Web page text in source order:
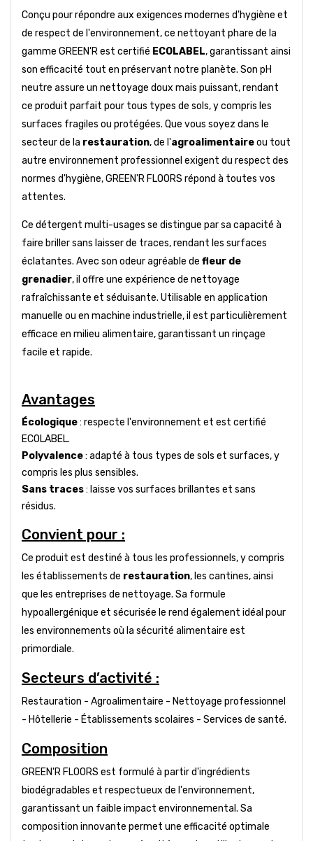
Conçu pour répondre aux exigences modernes d'hygiène et
de respect de l'environnement, ce nettoyant phare de la
gamme GREEN'R est certifié ECOLABEL, garantissant ainsi
son efficacité tout en préservant notre planète. Son pH
neutre assure un nettoyage doux mais puissant, rendant
ce produit parfait pour tous types de sols, y compris les
surfaces fragiles ou protégées. Que vous soyez dans le
secteur de la restauration, de l'agroalimentaireou tout
autre environnement professionnel exigent du respect des
normes d'hygiène, GREEN'R FLOORS répond à toutes vos
attentes.
Ce détergent multi-usages se distingue par sa capacité à
faire briller sans laisser de traces, rendant les surfaces
éclatantes. Avec son odeur agréable de fleur de
grenadier, il offre une expérience de nettoyage
rafraîchissante et séduisante. Utilisable en application
manuelle ou en machine industrielle, il est particulièrement
efficace en milieu alimentaire, garantissant un rinçage
facile et rapide.
Avantages
Écologique: respecte l'environnement et est certifié
ECOLABEL.
Polyvalence: adapté à tous types de sols et surfaces, y
compris les plus sensibles.
Sans traces: laisse vos surfaces brillantes et sans
résidus.
Convient pour :
Ce produit est destiné à tous les professionnels, y compris
les établissements de restauration, les cantines, ainsi
que les entreprises de nettoyage. Sa formule
hypoallergénique et sécurisée le rend également idéal pour
les environnements où la sécurité alimentaire est
primordiale.
Secteurs d’activité :
Restauration - Agroalimentaire - Nettoyage professionnel
- Hôtellerie - Établissements scolaires - Services de santé.
Composition
GREEN'R FLOORS est formulé à partir d'ingrédients
biodégradables et respectueux de l'environnement,
garantissant un faible impact environnemental. Sa
composition innovante permet une efficacité optimale